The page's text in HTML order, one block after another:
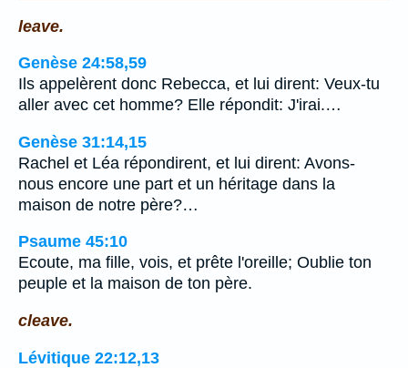
leave.
Genèse 24:58,59
Ils appelèrent donc Rebecca, et lui dirent: Veux-tu
aller avec cet homme? Elle répondit: J'irai.…
Genèse 31:14,15
Rachel et Léa répondirent, et lui dirent: Avons-
nous encore une part et un héritage dans la
maison de notre père?…
Psaume 45:10
Ecoute, ma fille, vois, et prête l'oreille; Oublie ton
peuple et la maison de ton père.
cleave.
Lévitique 22:12,13